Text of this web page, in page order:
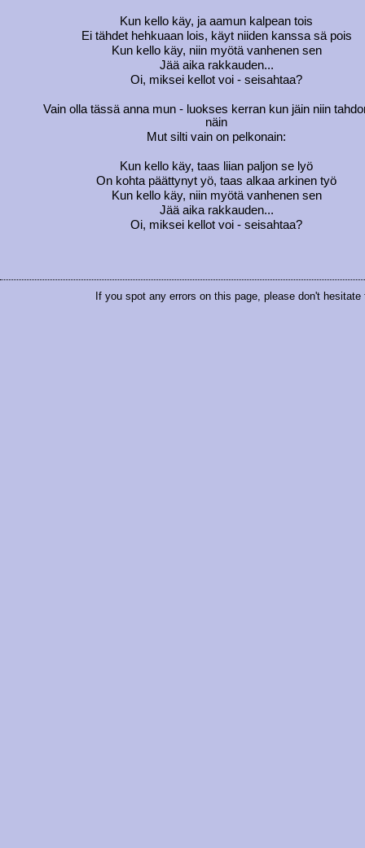
Kun kello käy, ja aamun kalpean tois
Ei tähdet hehkuaan lois, käyt niiden kanssa sä pois
Kun kello käy, niin myötä vanhenen sen
Jää aika rakkauden...
Oi, miksei kellot voi - seisahtaa?
Vain olla tässä anna mun - luokses kerran kun jäin niin
näin
Mut silti vain on pelkonain:
Kun kello käy, taas liian paljon se lyö
On kohta päättynyt yö, taas alkaa arkinen työ
Kun kello käy, niin myötä vanhenen sen
Jää aika rakkauden...
Oi, miksei kellot voi - seisahtaa?
If you spot any errors on this page, please don't